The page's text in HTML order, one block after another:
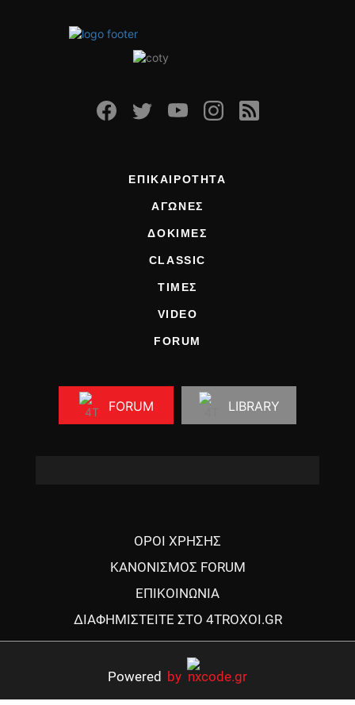
ΕΠΙΚΑΙΡΟΤΗΤΑ
ΑΓΩΝΕΣ
ΔΟΚΙΜΕΣ
CLASSIC
ΤΙΜΕΣ
VIDEO
FORUM
FORUM LIBRARY
ΟΡΟΙ ΧΡΗΣΗΣ
ΚΑΝΟΝΙΣΜΟΣ FORUM
ΕΠΙΚΟΙΝΩΝΙΑ
ΔΙΑΦΗΜΙΣΤΕΙΤΕ ΣΤΟ 4TROXOI.GR
Powered by